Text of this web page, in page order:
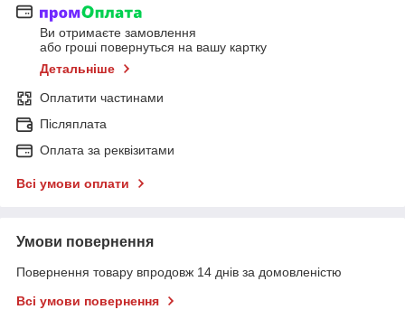
Ви отримаєте замовлення
або гроші повернуться на вашу картку
Детальніше
Оплатити частинами
Післяплата
Оплата за реквізитами
Всі умови оплати
Умови повернення
Повернення товару впродовж 14 днів за домовленістю
Всі умови повернення